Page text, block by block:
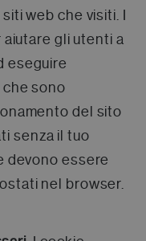
web che visiti. I
gli utenti a
eseguire
sono
del sito
senza il tuo
devono essere
nel browser.